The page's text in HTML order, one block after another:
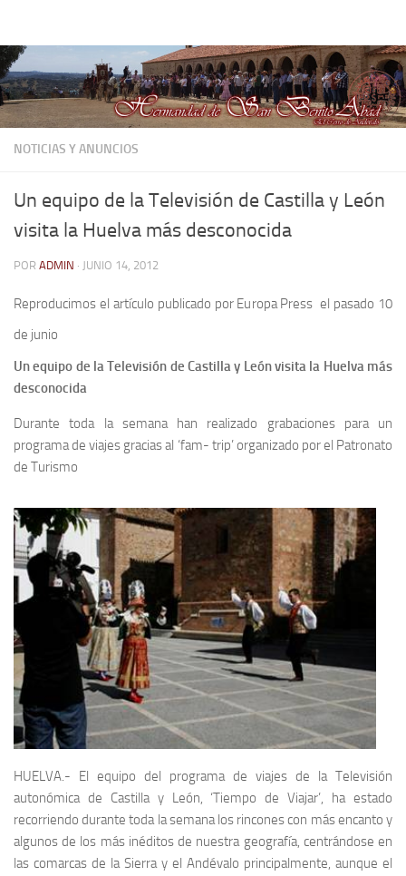
NOTICIAS Y ANUNCIOS
Un equipo de la Televisión de Castilla y León
visita la Huelva más desconocida
POR ADMIN · JUNIO 14, 2012
Reproducimos el artículo publicado por Europa Press el pasado 10
de junio
Un equipo de la Televisión de Castilla y León visita la Huelva más
desconocida
Durante toda la semana han realizado grabaciones para un
programa de viajes gracias al ‘fam- trip’ organizado por el Patronato
de Turismo
HUELVA.- El equipo del programa de viajes de la Televisión
autonómica de Castilla y León, ‘Tiempo de Viajar’, ha estado
recorriendo durante toda la semana los rincones con más encanto y
algunos de los más inéditos de nuestra geografía, centrándose en
las comarcas de la Sierra y el Andévalo principalmente, aunque el